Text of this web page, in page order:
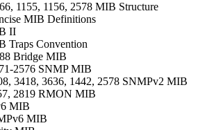
1155, 1156, 2578 MIB Structure
MIB Definitions
II
Traps Convention
Bridge MIB
2576 SNMP MIB
3418, 3636, 1442, 2578 SNMPv2 MIB
2819 RMON MIB
MIB
MIB